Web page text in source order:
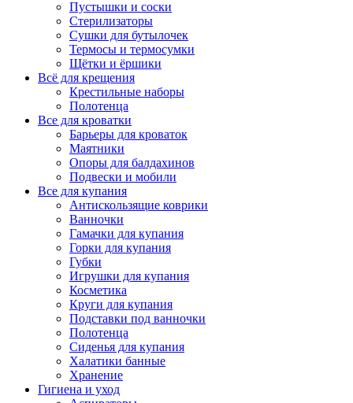
Пустышки и соски
Стерилизаторы
Сушки для бутылочек
Термосы и термосумки
Щётки и ёршики
Всё для крещения
Крестильные наборы
Полотенца
Все для кроватки
Барьеры для кроваток
Маятники
Опоры для балдахинов
Подвески и мобили
Все для купания
Антискользящие коврики
Ванночки
Гамачки для купания
Горки для купания
Губки
Игрушки для купания
Косметика
Круги для купания
Подставки под ванночки
Полотенца
Сиденья для купания
Халатики банные
Хранение
Гигиена и уход